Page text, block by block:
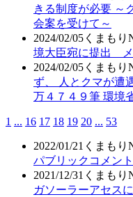
きる制度が必要 ～
会案を受けて～
2024/02/05 くまもり
境大臣宛に提出 メ
2024/02/05 くまもり
ず、 人とクマが遭
万４７４９筆 環境
1 ... 16 17 18 19 20 ... 53
2022/01/21 くまもり
パブリックコメン
2021/12/31 くまもり
ガソーラーアセス